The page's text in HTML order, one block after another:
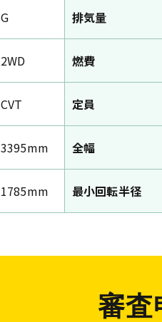
G 排気量
2WD 燃費
CVT 定員
3395mm 全幅
1785mm 最小回転半径
審査